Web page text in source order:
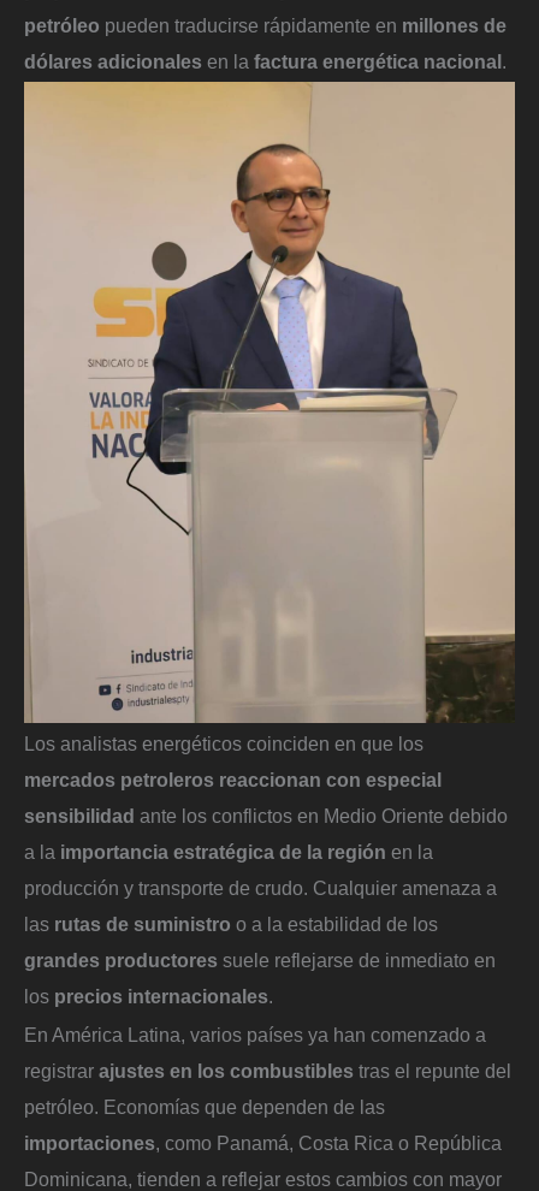
petróleo pueden traducirse rápidamente en millones de
dólares adicionales en la factura energética nacional .
Los analistas energéticos coinciden en que los
mercados petroleros reaccionan con especial
sensibilidad ante los conflictos en Medio Oriente debido
a la importancia estratégica de la región en la
producción y transporte de crudo. Cualquier amenaza a
las rutas de suministro o a la estabilidad de los
grandes productores suele reflejarse de inmediato en
los precios internacionales.
En América Latina, varios países ya han comenzado a
registrar ajustes en los combustibles tras el repunte del
petróleo. Economías que dependen de las
importaciones, como Panamá, Costa Rica o República
Dominicana, tienden a reflejar estos cambios con mayor